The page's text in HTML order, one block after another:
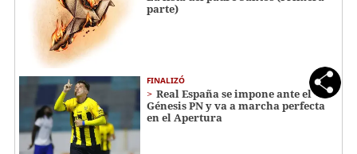
parte)
FINALIZÓ
Real España se impone ante el
Génesis PN y va a marcha perfecta
en el Apertura